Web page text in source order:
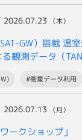
2026.07.23 （木）
GW）搭載 温
観測データ（
#衛星データ利用
2026.07.13 （月）
ークショップ」